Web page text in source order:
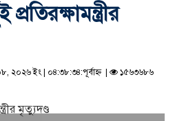
২০২৬ ইং | ০৪:৩৮:৩৪:পূর্বাহ্ন |
১৫৬৩৬৮৬